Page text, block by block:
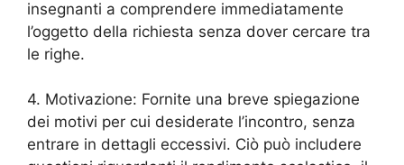
insegnanti a comprendere immediatamente
l’oggetto della richiesta senza dover cercare tra
le righe.
4. Motivazione: Fornite una breve spiegazione
dei motivi per cui desiderate l’incontro, senza
entrare in dettagli eccessivi. Ciò può includere